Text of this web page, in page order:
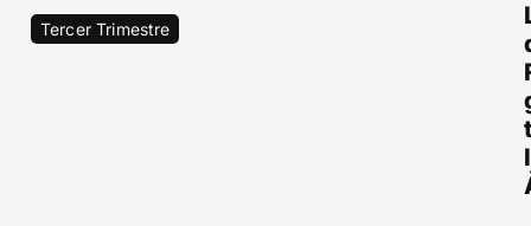
Tercer Trimestre